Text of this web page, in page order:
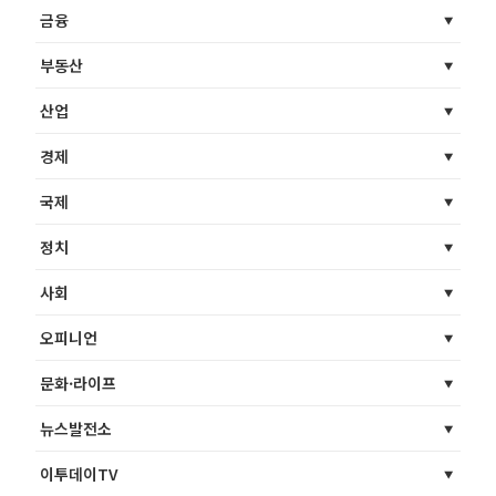
금융
부동산
산업
경제
국제
정치
사회
오피니언
문화·라이프
뉴스발전소
이투데이TV